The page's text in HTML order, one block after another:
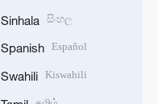
Sinhala සිංහල
Spanish Español
Swahili Kiswahili